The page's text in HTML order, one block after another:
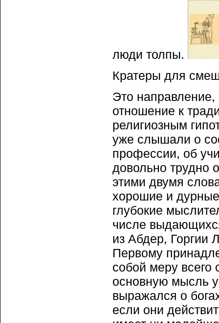
люди толпы.
Кратеры для
Это направление,
отношение к
религиозным
уже слышали о
профессии, об
довольно трудно
этими двумя
хорошие и
глубокие
числе
из Абдер, Горгии
Первому
собой меру всего
основную мысль
выражался о
если они